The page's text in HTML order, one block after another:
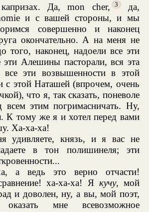
Да, mon cher,
3 да,
и с вашей стороны, и мы
совершенно и наконец
окончательно. А на меня не
того, наконец, надоели все эти
эти Алешины пасторали, вся эта
все эти возвышенности в этой
с этой Наташей (впрочем, очень
что я, так сказать, поневоле
всем этим погримасничать. Ну,
К тому же я и хотел перед вами
Ха-ха-ха!
князь, и я вас не
в тон полишинеля; эти
а ведь это верно отчасти!
ха-ха-ха! Я кучу, мой
и доволен, ну, а вы, мой поэт,
мне всевозможное